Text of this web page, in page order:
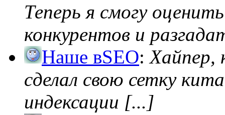
Теперь я смогу
конкурентов и
Наше вSEO:Хайпер,
сделал свою сетку
индексации [...]